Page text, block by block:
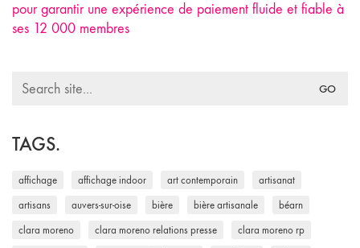
pour garantir une expérience de paiement fluide et fiable à
ses 12 000 membres
Search
TAGS.
affichage affichage indoor art contemporain artisanat
artisans auvers-sur-oise bière bière artisanale béarn
clara moreno clara moreno relations presse clara moreno rp